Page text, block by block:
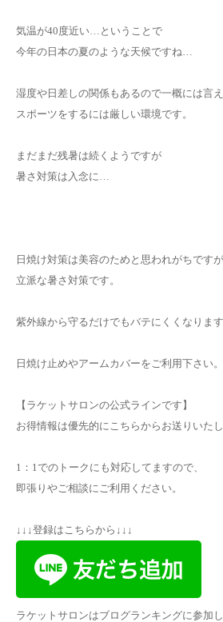
気温が40度近い…ということで
今年の日本の夏のような天候ですね…
湿度や日差しの関係もあるので一概には言
スポーツをするには厳しい環境です。
まだまだ残暑は続くようですが
暑さ対策は入念に…
日焼け対策は美容のためと思われがちですが
立派な暑さ対策です。
紫外線から守るだけでもバテにくくなります
日焼け止めやアームカバーをご利用下さい。
【ラケットサロンの公式ラインです】
お得情報は優先的にこちらからお送りいたし
1：1でのトークにも対応してますので、
即張りやご相談にご利用ください。
↓↓↓登録はこちらから↓↓↓
ラケットサロンはブログランキングに参加し